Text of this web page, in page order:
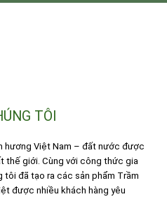
TÔI
hương Việt Nam – đất nước được
thế giới. Cùng với công thức gia
tôi đã tạo ra các sản phẩm Trầm
được nhiều khách hàng yêu